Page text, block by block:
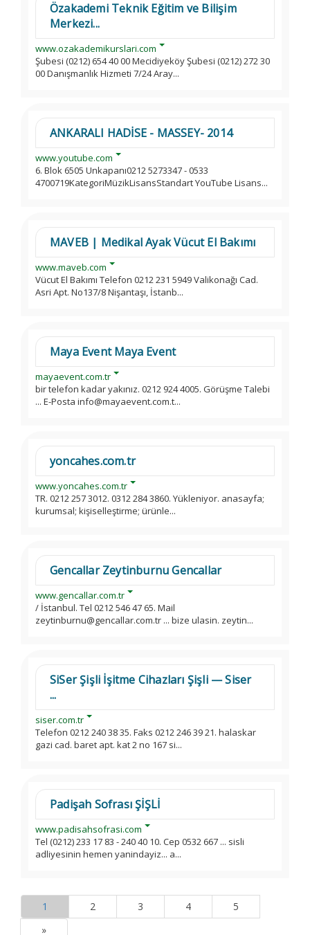
Özakademi Teknik Eğitim ve Bilişim
Merkezi...
www.ozakademikurslari.com
Şubesi (0212) 654 40 00 Mecidiyeköy Şubesi (0212) 272 30
00 Danışmanlık Hizmeti 7/24 Aray...
ANKARALI HADİSE - MASSEY- 2014
www.youtube.com
6. Blok 6505 Unkapanı0212 5273347 - 0533
4700719KategoriMüzikLisansStandart YouTube Lisans...
MAVEB | Medikal Ayak Vücut El Bakımı
www.maveb.com
Vücut El Bakımı Telefon 0212 231 5949 Valikonağı Cad.
Asri Apt. No137/8 Nişantaşı, İstanb...
Maya Event Maya Event
mayaevent.com.tr
bir telefon kadar yakınız. 0212 924 4005. Görüşme Talebi
... E-Posta info@mayaevent.com.t...
yoncahes.com.tr
www.yoncahes.com.tr
TR. 0212 257 3012. 0312 284 3860. Yükleniyor. anasayfa;
kurumsal; kişiselleştirme; ürünle...
Gencallar Zeytinburnu Gencallar
www.gencallar.com.tr
/ İstanbul. Tel 0212 546 47 65. Mail
zeytinburnu@gencallar.com.tr ... bize ulasin. zeytin...
SiSer Şişli İşitme Cihazları Şişli — Siser
...
siser.com.tr
Telefon 0212 240 38 35. Faks 0212 246 39 21. halaskar
gazi cad. baret apt. kat 2 no 167 si...
Padişah Sofrası ŞİŞLİ
www.padisahsofrasi.com
Tel (0212) 233 17 83 - 240 40 10. Cep 0532 667 ... sisli
adliyesinin hemen yanindayiz... a...
1 2 3 4
5
»